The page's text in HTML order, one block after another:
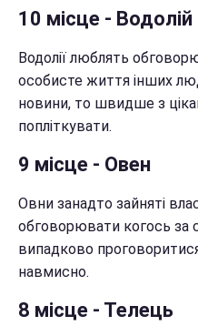
10 місце - Водолій
Водолії люблять
особисте життя інших
новини, то швидше з
попліткувати.
9 місце - Овен
Овни занадто зайняті
обговорювати когось
випадково
навмисно.
8 місце - Телець